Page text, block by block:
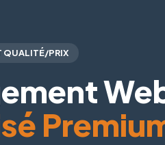
QUALITÉ/PRIX